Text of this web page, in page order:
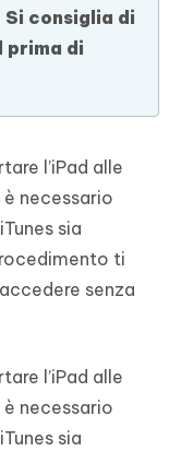
consiglia di
prima di
l’iPad alle
necessario
sia
ti
senza
l’iPad alle
necessario
sia